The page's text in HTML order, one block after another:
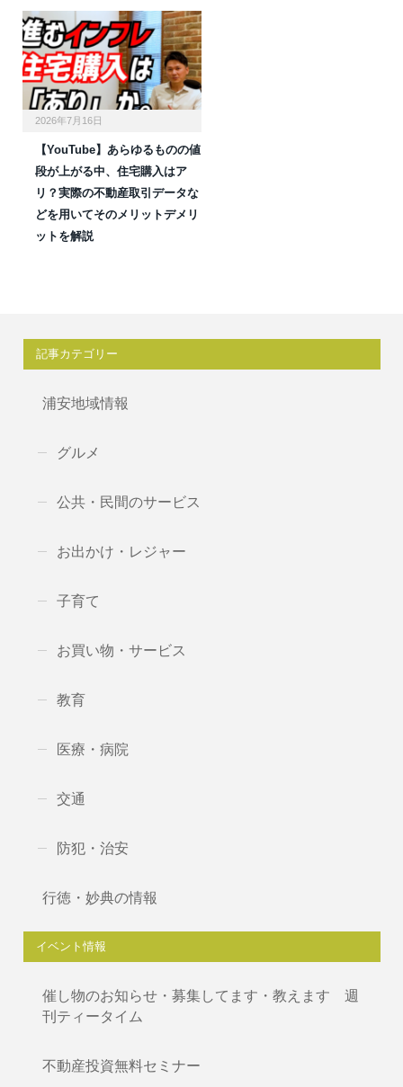
2026年7月16日
【YouTube】あらゆるものの値
段が上がる中、住宅購入はア
リ？実際の不動産取引データな
どを用いてそのメリットデメリ
ットを解説
記事カテゴリー
浦安地域情報
グルメ
公共・民間のサービス
お出かけ・レジャー
子育て
お買い物・サービス
教育
医療・病院
交通
防犯・治安
行徳・妙典の情報
イベント情報
催し物のお知らせ・募集してます・教えます 週
刊ティータイム
不動産投資無料セミナー